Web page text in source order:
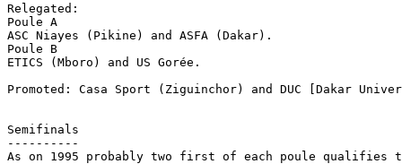
Relegated:
Poule A
ASC Niayes (Pikine) and ASFA (Dakar).
Poule B
ETICS (Mboro) and US Gorée.
Promoted: Casa Sport (Ziguinchor) and DUC [Dakar
Semifinals
----------
As on 1995 probably two first of each poule qualifies